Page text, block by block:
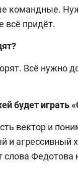
командные.
всё придёт.
Всё нужно
будет играть
вектор и
и агрессивный
Федотова